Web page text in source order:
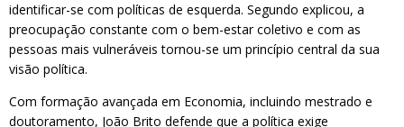
identificar-se com políticas de esquerda. Segundo explicou, a
preocupação constante com o bem-estar coletivo e com as
pessoas mais vulneráveis tornou-se um princípio central da sua
visão política.
Com formação avançada em Economia, incluindo mestrado e
doutoramento, João Brito defende que a política exige